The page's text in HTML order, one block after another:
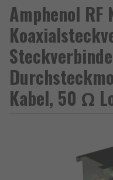
Amphenol RF
Kabel, 50 Ω